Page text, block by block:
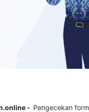
- Pengecekan